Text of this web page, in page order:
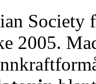
Society
2005.